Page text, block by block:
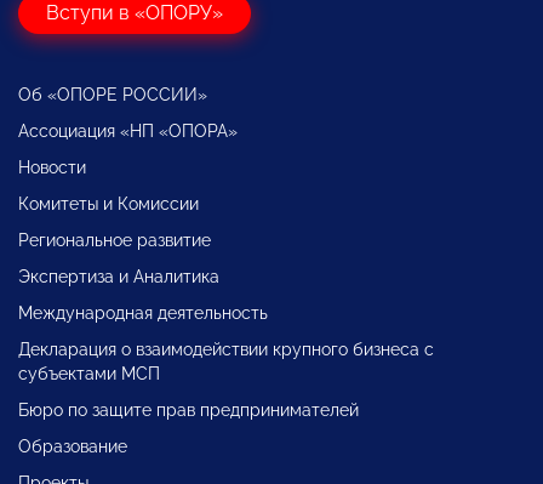
Вступи в «ОПОРУ»
Об «ОПОРЕ РОССИИ»
Ассоциация «НП «ОПОРА»
Новости
Комитеты и Комиссии
Региональное развитие
Экспертиза и Аналитика
Международная деятельность
Декларация о взаимодействии крупного бизнеса с
субъектами МСП
Бюро по защите прав предпринимателей
Образование